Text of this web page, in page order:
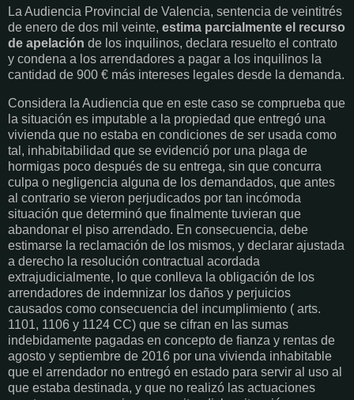
La Audiencia Provincial de Valencia, sentencia de veintitrés
de enero de dos mil veinte, estima parcialmente el recurso
de apelación de los inquilinos, declara resuelto el contrato
y condena a los arrendadores a pagar a los inquilinos la
cantidad de 900 € más intereses legales desde la demanda.
Considera la Audiencia que en este caso se comprueba que
la situación es imputable a la propiedad que entregó una
vivienda que no estaba en condiciones de ser usada como
tal, inhabitabilidad que se evidenció por una plaga de
hormigas poco después de su entrega, sin que concurra
culpa o negligencia alguna de los demandados, que antes
al contrario se vieron perjudicados por tan incómoda
situación que determinó que finalmente tuvieran que
abandonar el piso arrendado. En consecuencia, debe
estimarse la reclamación de los mismos, y declarar ajustada
a derecho la resolución contractual acordada
extrajudicialmente, lo que conlleva la obligación de los
arrendadores de indemnizar los daños y perjuicios
causados como consecuencia del incumplimiento ( arts.
1101, 1106 y 1124 CC) que se cifran en las sumas
indebidamente pagadas en concepto de fianza y rentas de
agosto y septiembre de 2016 por una vivienda inhabitable
que el arrendador no entregó en estado para servir al uso al
que estaba destinada, y que no realizó las actuaciones